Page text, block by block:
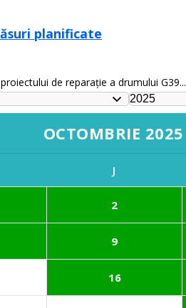
planificate
de reparație a drumului G39...
OCTOMBRIE 2025
J
2
9
16